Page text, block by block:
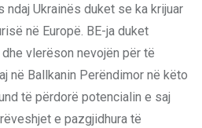
ndaj Ukrainës duket se ka krijuar
në Europë. BE-ja duket
vlerëson nevojën për të
në Ballkanin Perëndimor në këto
të përdorë potencialin e saj
e pazgjidhura të